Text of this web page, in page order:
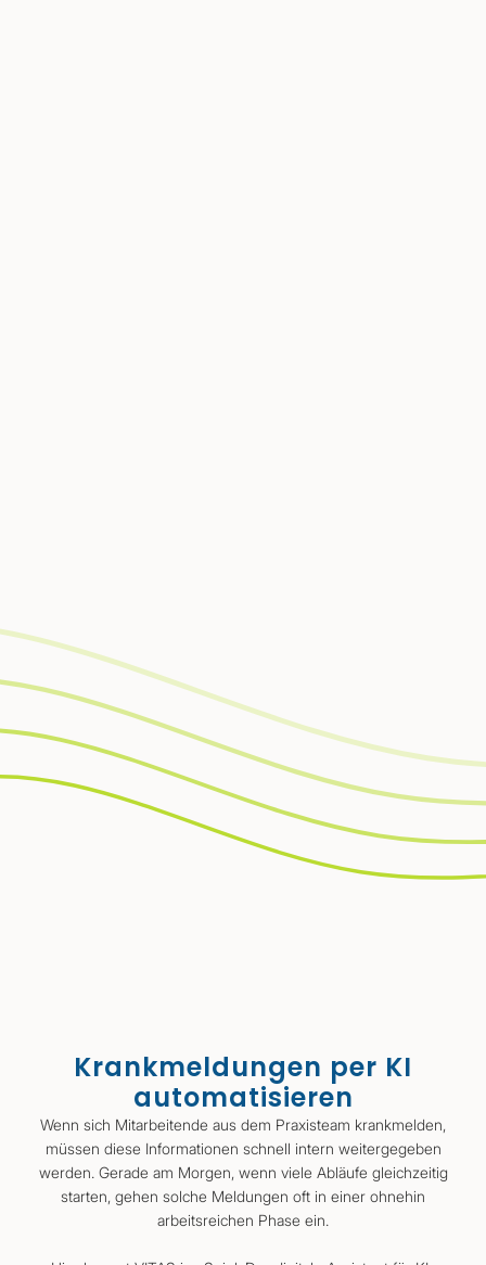
Krankmeldungen per KI
automatisieren
Wenn sich Mitarbeitende aus dem Praxisteam krankmelden,
müssen diese Informationen schnell intern weitergegeben
werden. Gerade am Morgen, wenn viele Abläufe gleichzeitig
starten, gehen solche Meldungen oft in einer ohnehin
arbeitsreichen Phase ein.